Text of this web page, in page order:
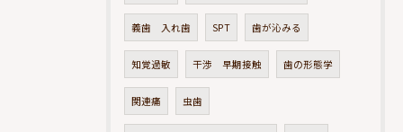
義歯 入れ歯 SPT 歯が沁みる
知覚過敏 干渉 早期接触 歯の形態学
関連痛 虫歯